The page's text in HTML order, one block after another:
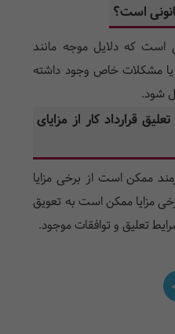
است؟
است که دلایل موجه مانند
یا مشکلات خاص وجود داشته
شود.
قرارداد کار از مزایای
ممکن است از برخی مزایا
مزایا ممکن است به تعویق
تعلیق و توافقات موجود.